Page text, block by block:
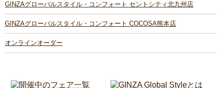
GINZAグローバルスタイル・コンフォート セントシティ北九州店
GINZAグローバルスタイル・コンフォート COCOSA熊本店
オンラインオーダー